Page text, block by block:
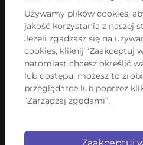
b2b@firmadlakazdego.pl
ADRES:
Fundacja Firma Dla
ul. Lwowska 17/4
00-660 Warszawa
Używamy plików cookies,
jakość korzystania z naszej
Jeżeli zgadzasz się na
cookies, kliknij “Zaakceptuj
natomiast chcesz określić
lub dostępu, możesz to
przeglądarce lub poprzez
“Zarządzaj zgodami”.